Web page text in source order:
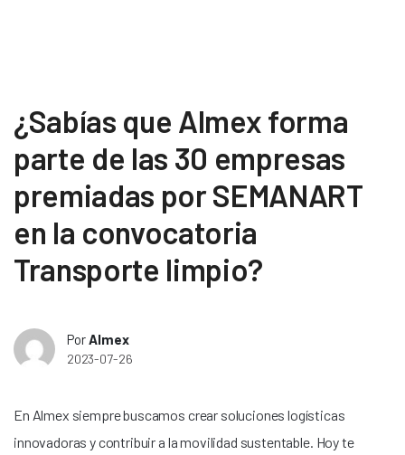
¿Sabías que Almex forma
parte de las 30 empresas
premiadas por SEMANART
en la convocatoria
Transporte limpio?
PorAlmex
2023-07-26
En Almex siempre buscamos crear soluciones logísticas
innovadoras y contribuir a la movilidad sustentable. Hoy te